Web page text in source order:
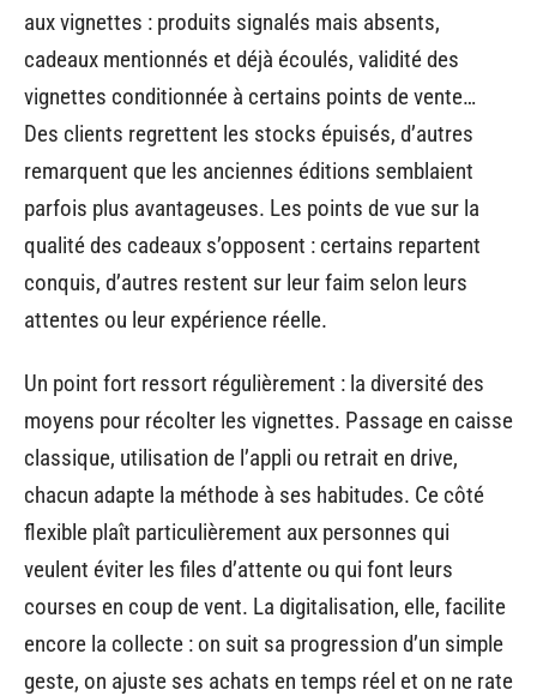
aux vignettes : produits signalés mais absents,
cadeaux mentionnés et déjà écoulés, validité des
vignettes conditionnée à certains points de vente…
Des clients regrettent les stocks épuisés, d’autres
remarquent que les anciennes éditions semblaient
parfois plus avantageuses. Les points de vue sur la
qualité des cadeaux s’opposent : certains repartent
conquis, d’autres restent sur leur faim selon leurs
attentes ou leur expérience réelle.
Un point fort ressort régulièrement : la diversité des
moyens pour récolter les vignettes. Passage en caisse
classique, utilisation de l’appli ou retrait en drive,
chacun adapte la méthode à ses habitudes. Ce côté
flexible plaît particulièrement aux personnes qui
veulent éviter les files d’attente ou qui font leurs
courses en coup de vent. La digitalisation, elle, facilite
encore la collecte : on suit sa progression d’un simple
geste, on ajuste ses achats en temps réel et on ne rate